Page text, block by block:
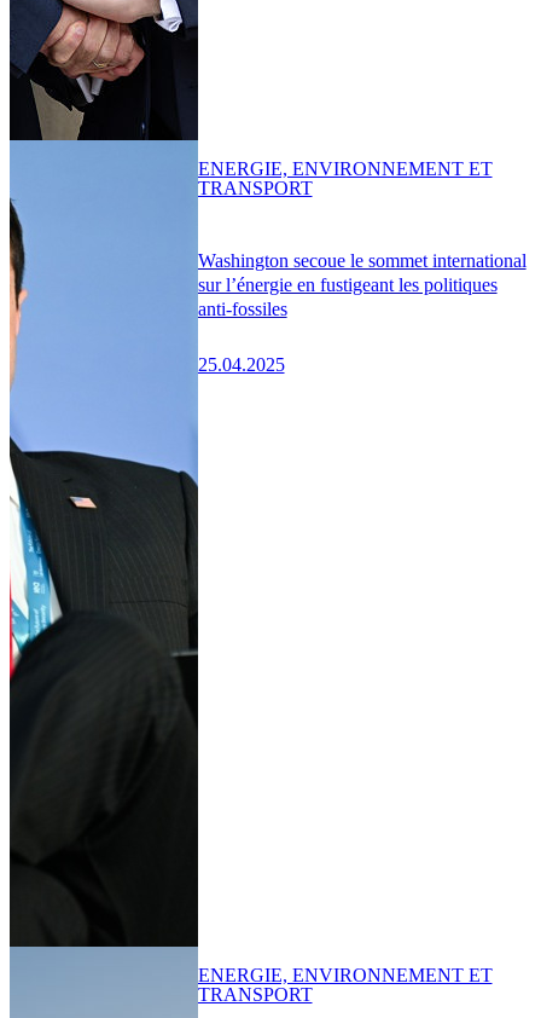
Washington secoue le sommet international
sur l’énergie en fustigeant les politiques
anti-fossiles
25.04.2025
ENERGIE, ENVIRONNEMENT ET
TRANSPORT
ENERGIE, ENVIRONNEMENT ET
TRANSPORT